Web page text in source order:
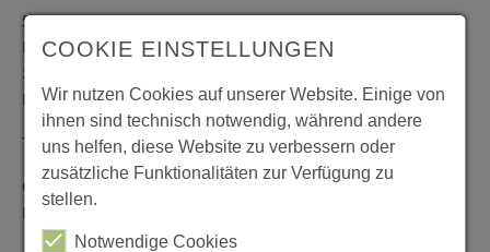
Stadtglanz / mediaworld GmbH
Bankplatz 8
38100 Braunschweig
Deutschland
Telefon: 0531 482010-20
Geschäftszeiten: Montag bis Donnerstag 08:00 bis 18:00;
Freitag 08:00 bis 15:00
COOKIE EINSTELLUNGEN
Wir nutzen Cookies auf unserer Website. Einige von
ihnen sind technisch notwendig, während andere
uns helfen, diese Website zu verbessern oder
zusätzliche Funktionalitäten zur Verfügung zu
stellen.
Notwendige Cookies